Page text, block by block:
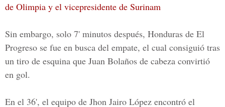
de Olimpia y el vicepresidente de Surinam
Sin embargo, solo 7' minutos después, Honduras de El
Progreso se fue en busca del empate, el cual consiguió tras
un tiro de esquina que Juan Bolaños de cabeza convirtió
en gol.
En el 36', el equipo de Jhon Jairo López encontró el